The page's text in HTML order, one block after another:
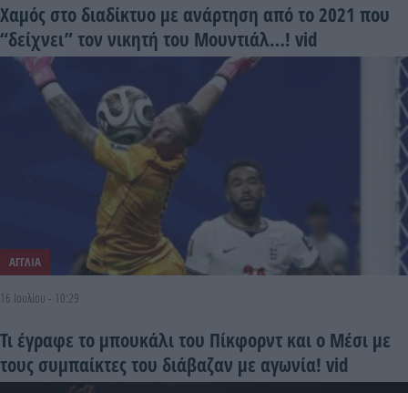
Χαμός στο διαδίκτυο με ανάρτηση από το 2021 που
“δείχνει” τον νικητή του Μουντιάλ…! vid
ΑΓΓΛΙΑ
16 Ιουλίου - 10:29
Τι έγραφε το μπουκάλι του Πίκφορντ και ο Μέσι με
τους συμπαίκτες του διάβαζαν με αγωνία! vid